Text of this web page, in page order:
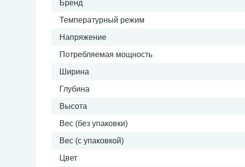
Бренд
Температурный режим
Напряжение
Потребляемая мощность
Ширина
Глубина
Высота
Вес (без упаковки)
Вес (с упаковкой)
Цвет